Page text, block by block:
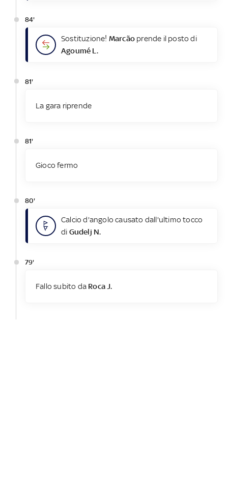
84'
Sostituzione! Marcão prende il posto di
Agoumé L.
81'
La gara riprende
81'
Gioco fermo
80'
Calcio d'angolo causato dall'ultimo tocco
di Gudelj N.
79'
Fallo subito da Roca J.